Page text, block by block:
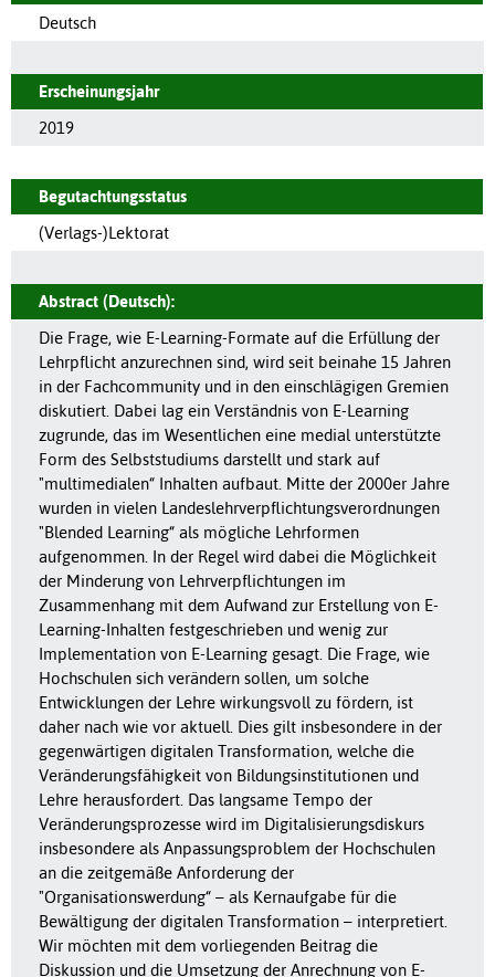
Deutsch
Erscheinungsjahr
2019
Begutachtungsstatus
(Verlags-)Lektorat
Abstract (Deutsch):
Die Frage, wie E-Learning-Formate auf die Erfüllung der
Lehrpflicht anzurechnen sind, wird seit beinahe 15 Jahren
in der Fachcommunity und in den einschlägigen Gremien
diskutiert. Dabei lag ein Verständnis von E-Learning
zugrunde, das im Wesentlichen eine medial unterstützte
Form des Selbststudiums darstellt und stark auf
"multimedialen“ Inhalten aufbaut. Mitte der 2000er Jahre
wurden in vielen Landeslehrverpflichtungsverordnungen
"Blended Learning“ als mögliche Lehrformen
aufgenommen. In der Regel wird dabei die Möglichkeit
der Minderung von Lehrverpflichtungen im
Zusammenhang mit dem Aufwand zur Erstellung von E-
Learning-Inhalten festgeschrieben und wenig zur
Implementation von E-Learning gesagt. Die Frage, wie
Hochschulen sich verändern sollen, um solche
Entwicklungen der Lehre wirkungsvoll zu fördern, ist
daher nach wie vor aktuell. Dies gilt insbesondere in der
gegenwärtigen digitalen Transformation, welche die
Veränderungsfähigkeit von Bildungsinstitutionen und
Lehre herausfordert. Das langsame Tempo der
Veränderungsprozesse wird im Digitalisierungsdiskurs
insbesondere als Anpassungsproblem der Hochschulen
an die zeitgemäße Anforderung der
"Organisationswerdung“ – als Kernaufgabe für die
Bewältigung der digitalen Transformation – interpretiert.
Wir möchten mit dem vorliegenden Beitrag die
Diskussion und die Umsetzung der Anrechnung von E-